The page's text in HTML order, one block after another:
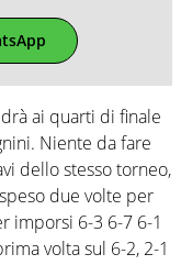
ai quarti di finale
Niente da fare
dello stesso torneo,
due volte per
imporsi 6-3 6-7 6-1
volta sul 6-2, 2-1